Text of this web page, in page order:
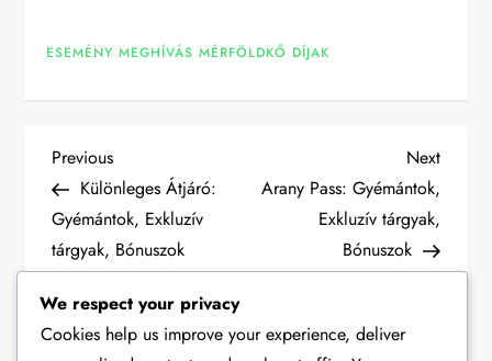
ESEMÉNY MEGHÍVÁS MÉRFÖLDKŐ DÍJAK
P
o
s
t
Previous
Post
Previous
Különleges Átjáró:
Gyémántok, Exkluzív
tárgyak, Bónuszok
Next
Post
Next
Arany Pass: Gyémántok,
Exkluzív tárgyak,
Bónuszok
Leave a Reply
We respect your privacy
Cookies help us improve your experience, deliver